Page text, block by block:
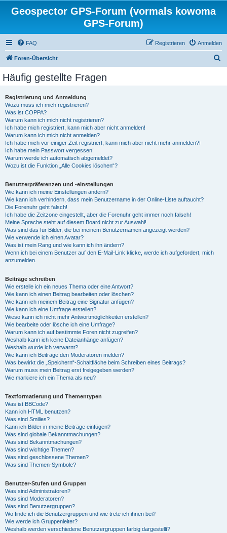
Geospector GPS-Forum (vormals kowoma
GPS-Forum)
FAQ Anmelden
Registrieren
Foren-Übersicht
Häufig gestellte Fragen
Registrierung und Anmeldung
Wozu muss ich mich registrieren?
Was ist COPPA?
Warum kann ich mich nicht registrieren?
Ich habe mich registriert, kann mich aber nicht anmelden!
Warum kann ich mich nicht anmelden?
Ich habe mich vor einiger Zeit registriert, kann mich aber nicht mehr anmelden?!
Ich habe mein Passwort vergessen!
Warum werde ich automatisch abgemeldet?
Wozu ist die Funktion „Alle Cookies löschen“?
Benutzerpräferenzen und -einstellungen
Wie kann ich meine Einstellungen ändern?
Wie kann ich verhindern, dass mein Benutzername in der Online-Liste auftaucht?
Die Forenuhr geht falsch!
Ich habe die Zeitzone eingestellt, aber die Forenuhr geht immer noch falsch!
Meine Sprache steht auf diesem Board nicht zur Auswahl!
Was sind das für Bilder, die bei meinem Benutzernamen angezeigt werden?
Wie verwende ich einen Avatar?
Was ist mein Rang und wie kann ich ihn ändern?
Wenn ich bei einem Benutzer auf den E-Mail-Link klicke, werde ich aufgefordert, mich
anzumelden.
Beiträge schreiben
Wie erstelle ich ein neues Thema oder eine Antwort?
Wie kann ich einen Beitrag bearbeiten oder löschen?
Wie kann ich meinem Beitrag eine Signatur anfügen?
Wie kann ich eine Umfrage erstellen?
Wieso kann ich nicht mehr Antwortmöglichkeiten erstellen?
Wie bearbeite oder lösche ich eine Umfrage?
Warum kann ich auf bestimmte Foren nicht zugreifen?
Weshalb kann ich keine Dateianhänge anfügen?
Weshalb wurde ich verwarnt?
Wie kann ich Beiträge den Moderatoren melden?
Was bewirkt die „Speichern“-Schaltfläche beim Schreiben eines Beitrags?
Warum muss mein Beitrag erst freigegeben werden?
Wie markiere ich ein Thema als neu?
Textformatierung und Thementypen
Was ist BBCode?
Kann ich HTML benutzen?
Was sind Smilies?
Kann ich Bilder in meine Beiträge einfügen?
Was sind globale Bekanntmachungen?
Was sind Bekanntmachungen?
Was sind wichtige Themen?
Was sind geschlossene Themen?
Was sind Themen-Symbole?
Benutzer-Stufen und Gruppen
Was sind Administratoren?
Was sind Moderatoren?
Was sind Benutzergruppen?
Wo finde ich die Benutzergruppen und wie trete ich ihnen bei?
Wie werde ich Gruppenleiter?
Weshalb werden verschiedene Benutzergruppen farbig dargestellt?